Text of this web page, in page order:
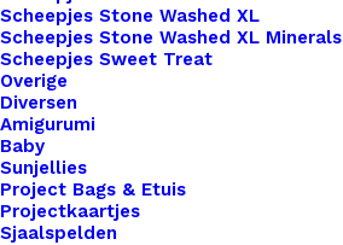
Scheepjes Stone Washed XL
Scheepjes Stone Washed XL Minerals
Scheepjes Sweet Treat
Overige
Diversen
Amigurumi
Baby
Sunjellies
Project Bags & Etuis
Projectkaartjes
Sjaalspelden